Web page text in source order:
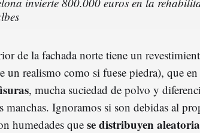
de la fachada norte tiene un
un realismo como si fuese piedra), que
, mucha suciedad de polvo y
manchas. Ignoramos si son debidas al
humedades que se distribuyen